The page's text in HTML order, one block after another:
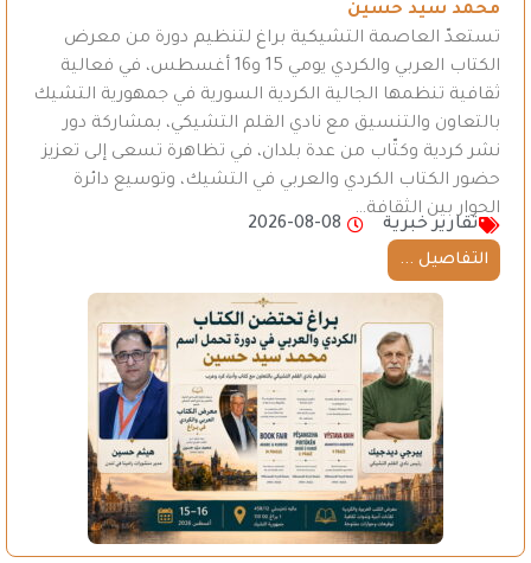
محمد سيد حسين
تستعدّ العاصمة التشيكية براغ لتنظيم دورة من معرض
الكتاب العربي والكردي يومي 15 و16 أغسطس، في فعالية
ثقافية تنظمها الجالية الكردية السورية في جمهورية التشيك
بالتعاون والتنسيق مع نادي القلم التشيكي، بمشاركة دور
نشر كردية وكتّاب من عدة بلدان، في تظاهرة تسعى إلى تعزيز
حضور الكتاب الكردي والعربي في التشيك، وتوسيع دائرة
الحوار بين الثقافة…
تقارير خبرية
2026-08-08
التفاصيل ...